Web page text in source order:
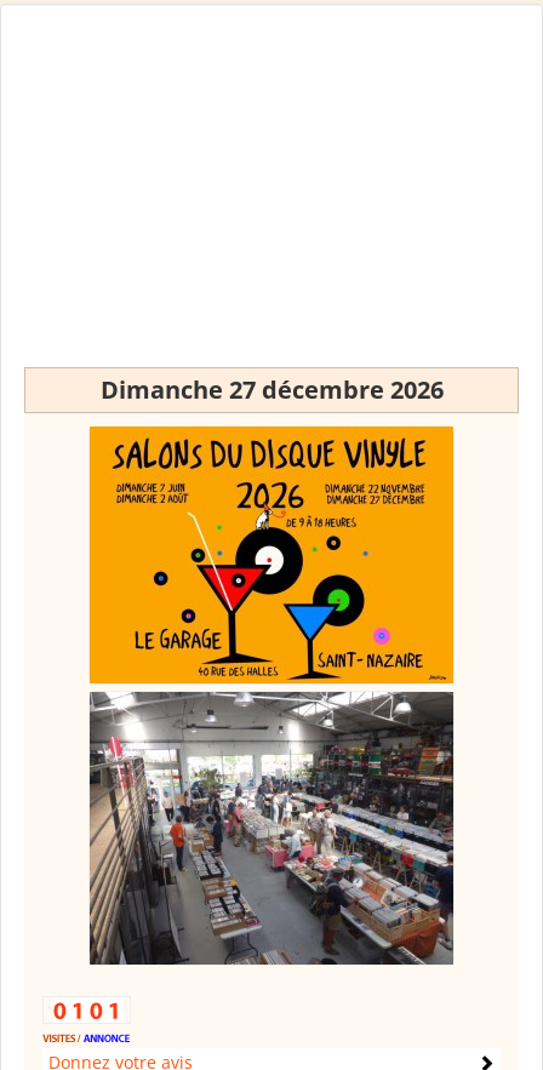
Dimanche 27 décembre 2026
Donnez votre avis